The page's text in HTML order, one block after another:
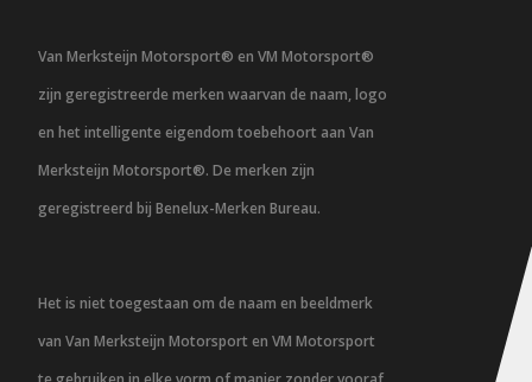
Van Merksteijn Motorsport® en VM Motorsport®
zijn geregistreerde merken waarvan de naam, logo
en het intelligente eigendom toebehoort aan Van
Merksteijn Motorsport®. De merken zijn
geregistreerd bij Benelux-Merken Bureau.
Het is niet toegestaan om de naam en beeldmerk
van Van Merksteijn Motorsport en VM Motorsport